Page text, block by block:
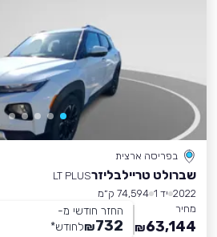
בפריסה ארצית
שברולט טריילבליזרLT PLUS
2022 יד 1
74,594 ק״מ
מחיר
63,144
₪
החזר חודשי מ-
732
₪לחודש*